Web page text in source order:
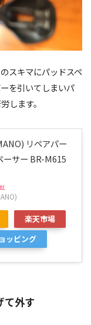
スキマにパッドスペ
を引いてしまいパ
します。
リペアパー
ーサー BR-M615
楽天市場
ッピング
て外す